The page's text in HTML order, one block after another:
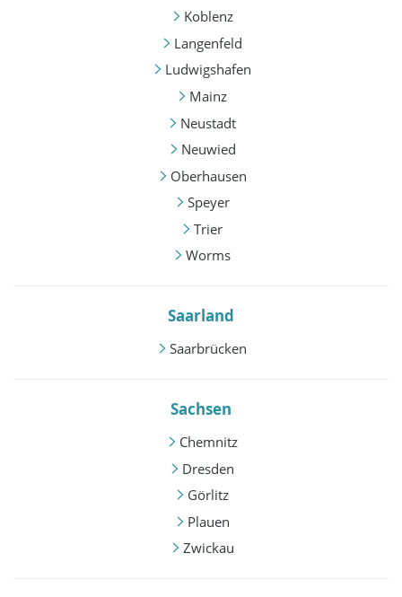
Koblenz
Langenfeld
Ludwigshafen
Mainz
Neustadt
Neuwied
Oberhausen
Speyer
Trier
Worms
Saarland
Saarbrücken
Sachsen
Chemnitz
Dresden
Görlitz
Plauen
Zwickau